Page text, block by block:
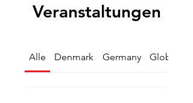
Veranstaltungen
Alle Denmark Germany Global